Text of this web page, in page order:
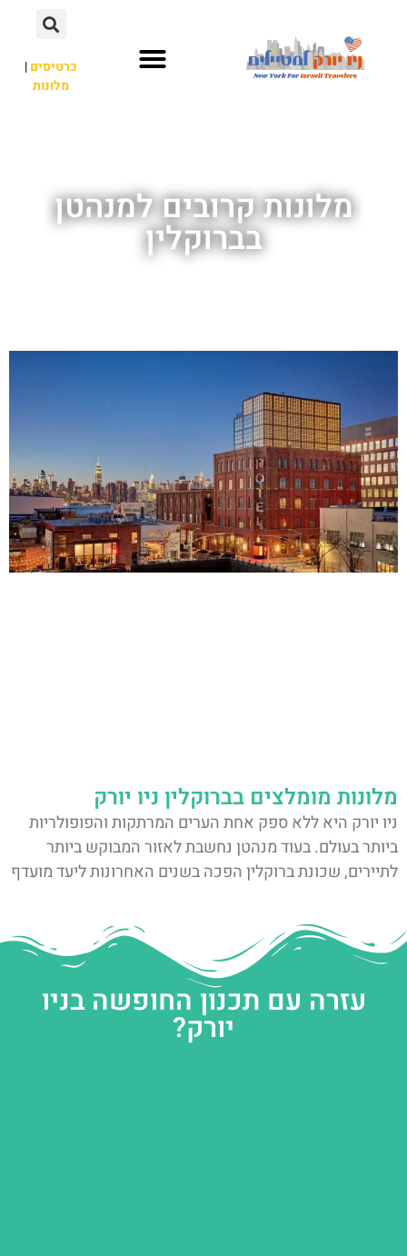
כרטיסים|
מלונות
מלונות קרובים למנהטן
בברוקלין
מלונות מומלצים בברוקלין ניו יורק
ניו יורק היא ללא ספק אחת הערים המרתקות והפופולריות
ביותר בעולם. בעוד מנהטן נחשבת לאזור המבוקש ביותר
לתיירים, שכונת ברוקלין הפכה בשנים האחרונות ליעד מועדף
עזרה עם תכנון החופשה בניו
יורק?